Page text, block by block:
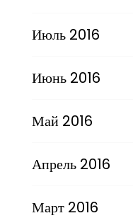
Июль 2016
Июнь 2016
Май 2016
Апрель 2016
Март 2016